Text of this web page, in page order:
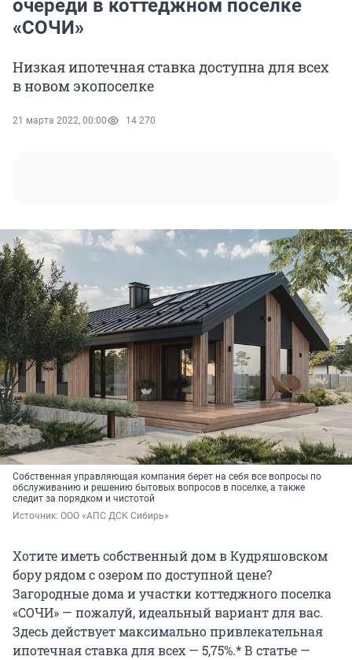
очереди в коттеджном поселке
«СОЧИ»
Низкая ипотечная ставка доступна для всех
в новом экопоселке
21 марта 2022, 00:00 14 270
Собственная управляющая компания берет на себя все вопросы по
обслуживанию и решению бытовых вопросов в поселке, а также
следит за порядком и чистотой
Источник: ООО «АПС ДСК Сибирь»
Хотите иметь собственный дом в Кудряшовском
бору рядом с озером по доступной цене?
Загородные дома и участки коттеджного поселка
«СОЧИ» — пожалуй, идеальный вариант для вас.
Здесь действует максимально привлекательная
ипотечная ставка для всех — 5,75%.* В статье —